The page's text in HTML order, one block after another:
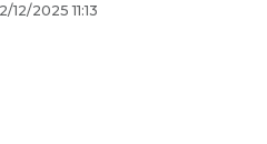
12/2025 11:13